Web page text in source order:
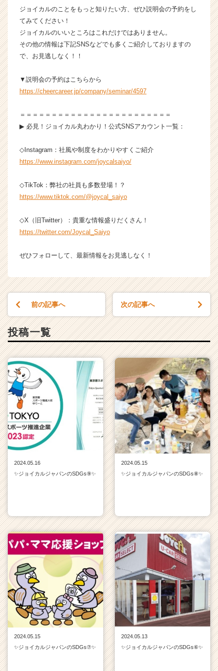
チ
キ
ャ
h
e
r
C
e
e
ジョイカルのことをもっと知りたい方、ぜひ説明会の予約をし
てみてください！
ジョイカルのいいところはこれだけではありません。
その他の情報は下記SNSなどでも多くご紹介しておりますの
で、お見逃しなく！！
▼説明会の予約はこちらから
https://cheercareer.jp/company/seminar/4597
＝＝＝＝＝＝＝＝＝＝＝＝＝＝＝＝＝＝＝＝＝＝＝＝
▶︎ 必見！ジョイカル丸わかり！公式SNSアカウント一覧：
◇Instagram：社風や制度をわかりやすくご紹介
https://www.instagram.com/joycalsaiyo/
◇TikTok：弊社の社員も多数登場！？
https://www.tiktok.com/@joycal_saiyo
◇X（旧Twitter）：貴重な情報盛りだくさん！
https://twitter.com/Joycal_Saiyo
ぜひフォローして、最新情報をお見逃しなく！
前の記事へ 次の記事へ
投稿一覧
2024.05.16
✨ジョイカルジャパンのSDGs⑨✨
2024.05.15
✨ジョイカルジャパンのSDGs⑧✨
2024.05.15
✨ジョイカルジャパンのSDGs⑦✨
2024.05.13
✨ジョイカルジャパンのSDGs⑥✨